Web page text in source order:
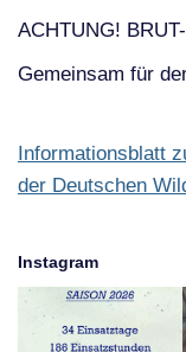
ACHTUNG!
Gemeinsam für
Informationsblatt
der Deutschen
Instagram